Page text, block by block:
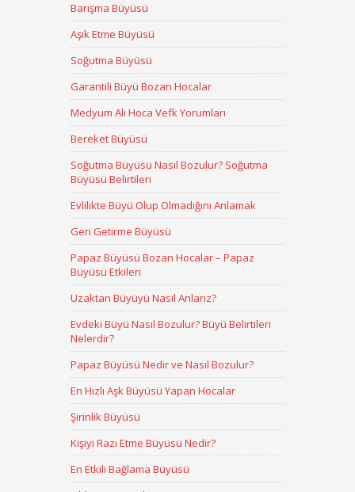
Barışma Büyüsü
Aşık Etme Büyüsü
Soğutma Büyüsü
Garantili Büyü Bozan Hocalar
Medyum Ali Hoca Vefk Yorumları
Bereket Büyüsü
Soğutma Büyüsü Nasıl Bozulur? Soğutma
Büyüsü Belirtileri
Evlilikte Büyü Olup Olmadığını Anlamak
Geri Getirme Büyüsü
Papaz Büyüsü Bozan Hocalar – Papaz
Büyüsü Etkileri
Uzaktan Büyüyü Nasıl Anlarız?
Evdeki Büyü Nasıl Bozulur? Büyü Belirtileri
Nelerdir?
Papaz Büyüsü Nedir ve Nasıl Bozulur?
En Hızlı Aşk Büyüsü Yapan Hocalar
Şirinlik Büyüsü
Kişiyi Razı Etme Büyüsü Nedir?
En Etkili Bağlama Büyüsü